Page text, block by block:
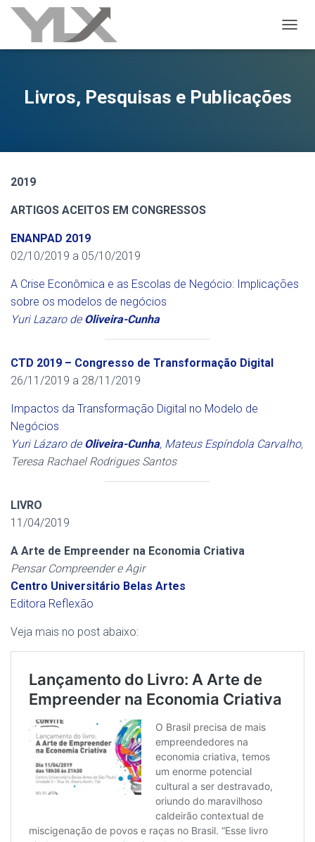
Livros, Pesquisas e Publicações
2019
ARTIGOS ACEITOS EM CONGRESSOS
ENANPAD 2019
02/10/2019 a 05/10/2019
A Crise Econômica e as Escolas de Negócio: Implicações
sobre os modelos de negócios
Yuri Lazaro deOliveira-Cunha
CTD 2019 – Congresso de Transformação Digital
26/11/2019 a 28/11/2019
Impactos da Transformação Digital no Modelo de
Negócios
Yuri Lázaro de Oliveira-Cunha, Mateus Espíndola Carvalho,
Teresa Rachael Rodrigues Santos
LIVRO
11/04/2019
A Arte de Empreender na Economia Criativa
Pensar Compreender e Agir
Centro Universitário Belas Artes
Editora Reflexão
Veja mais no post abaixo: